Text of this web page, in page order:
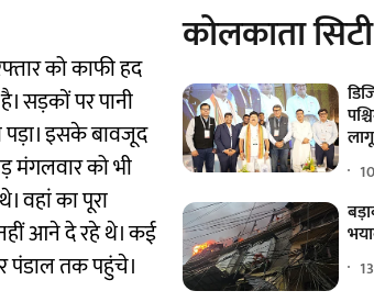
को काफी हद
सड़कों पर पानी
पड़ा। इसके बावजूद
मंगलवार को भी
वहां का पूरा
नहीं आने दे रहे थे। कई
पंडाल तक पहुंचे।
कोलकाता सिटी
लागू